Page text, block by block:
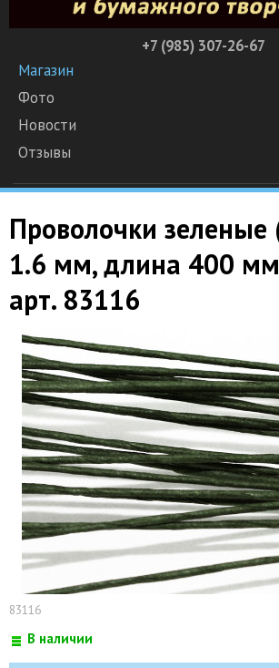
+7 (985) 307-26-67
Магазин
Фото
Новости
Отзывы
Проволочки зеленые
1.6 мм, длина 400
арт. 83116
83116
В наличии